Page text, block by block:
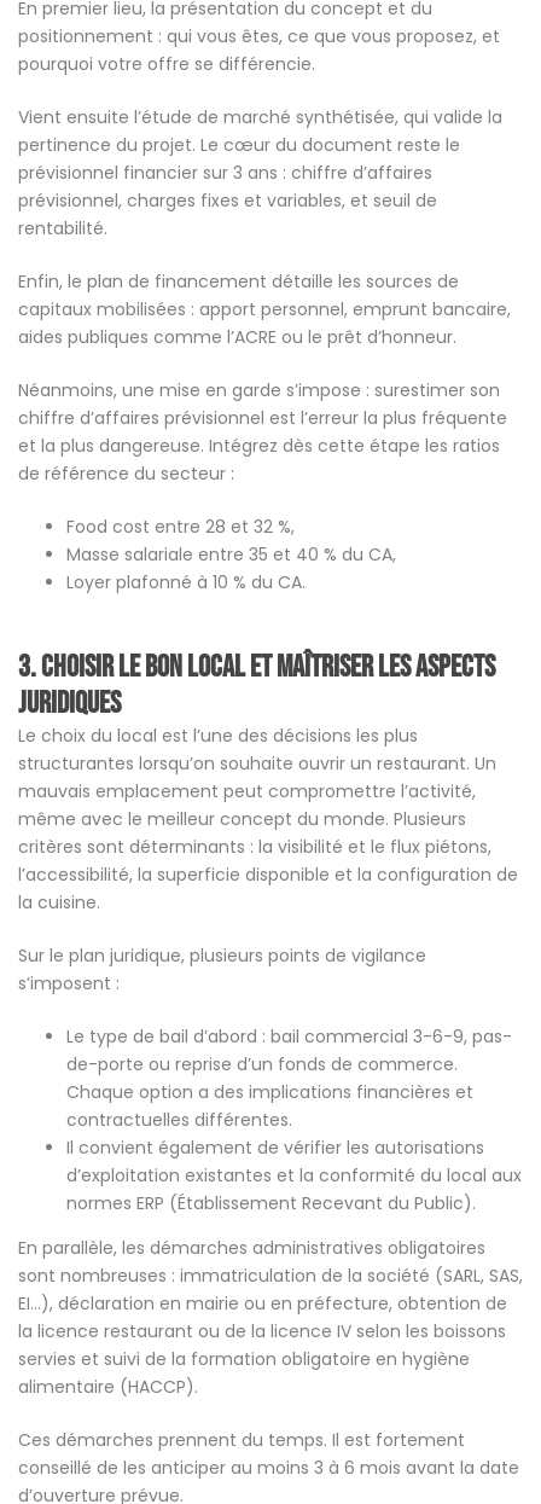
En premier lieu, la présentation du concept et du
positionnement : qui vous êtes, ce que vous proposez, et
pourquoi votre offre se différencie.
Vient ensuite l’étude de marché synthétisée, qui valide la
pertinence du projet. Le cœur du document reste le
prévisionnel financier sur 3 ans : chiffre d’affaires
prévisionnel, charges fixes et variables, et seuil de
rentabilité.
Enfin, le plan de financement détaille les sources de
capitaux mobilisées : apport personnel, emprunt bancaire,
aides publiques comme l’ACRE ou le prêt d’honneur.
Néanmoins, une mise en garde s’impose : surestimer son
chiffre d’affaires prévisionnel est l’erreur la plus fréquente
et la plus dangereuse. Intégrez dès cette étape les ratios
de référence du secteur :
Food cost entre 28 et 32 %,
Masse salariale entre 35 et 40 % du CA,
Loyer plafonné à 10 % du CA.
3. Choisir le bon local et maîtriser les aspects
juridiques
Le choix du local est l’une des décisions les plus
structurantes lorsqu’on souhaite ouvrir un restaurant. Un
mauvais emplacement peut compromettre l’activité,
même avec le meilleur concept du monde. Plusieurs
critères sont déterminants : la visibilité et le flux piétons,
l’accessibilité, la superficie disponible et la configuration de
la cuisine.
Sur le plan juridique, plusieurs points de vigilance
s’imposent :
Le type de bail d’abord : bail commercial 3-6-9, pas-
de-porte ou reprise d’un fonds de commerce.
Chaque option a des implications financières et
contractuelles différentes.
Il convient également de vérifier les autorisations
d’exploitation existantes et la conformité du local aux
normes ERP (Établissement Recevant du Public).
En parallèle, les démarches administratives obligatoires
sont nombreuses : immatriculation de la société (SARL, SAS,
EI…), déclaration en mairie ou en préfecture, obtention de
la licence restaurant ou de la licence IV selon les boissons
servies et suivi de la formation obligatoire en hygiène
alimentaire (HACCP).
Ces démarches prennent du temps. Il est fortement
conseillé de les anticiper au moins 3 à 6 mois avant la date
d’ouverture prévue.